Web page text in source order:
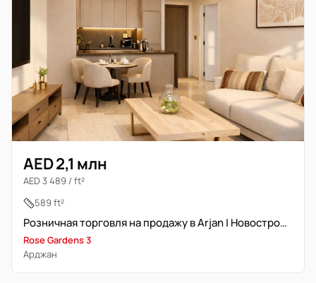
AED 2,1 млн
AED 3 489 / ft²
589 ft²
Розничная торговля на продажу в Arjan | Новостройка
Rose Gardens 3
Арджан